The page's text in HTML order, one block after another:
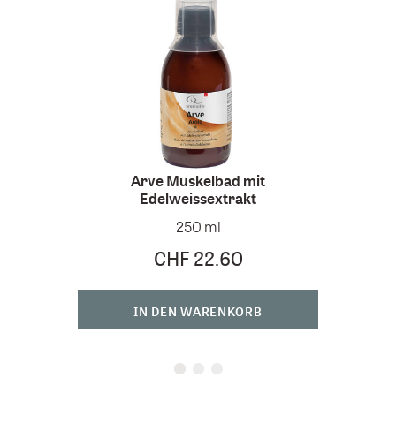
Arve Muskelbad mit
Edelweissextrakt
250 ml
CHF 22.60
IN DEN WARENKORB